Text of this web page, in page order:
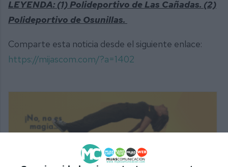
LEYENDA: (1) Polideportivo de Las Cañadas. (2)
Polideportivo de Osunillas.
Comparte esta noticia desde el siguiente enlace:
https://mijascom.com/?a=1402